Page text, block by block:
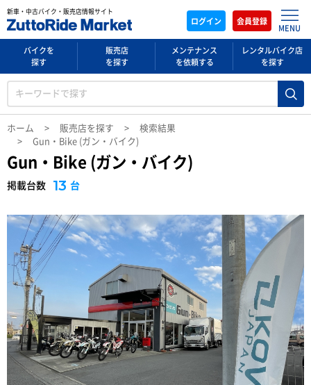
新車・中古バイク・販売店情報サイト
ログイン
会員登録
MENU
バイクを
探す
販売店
を探す
メンテナンス
を依頼する
レンタルバイク店
を探す
ホーム 販売店を探す
検索結果
Gun・Bike (ガン・バイク)
Gun・Bike (ガン・バイク)
掲載台数 13 台